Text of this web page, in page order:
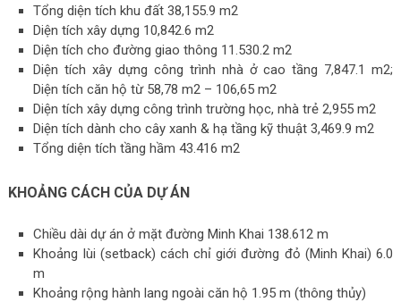
Tổng diện tích khu đất 38,155.9 m2
Diện tích xây dựng 10,842.6 m2
Diện tích cho đường giao thông 11.530.2 m2
Diện tích xây dựng công trình nhà ở cao tầng 7,847.1 m2;
Diện tích căn hộ từ 58,78 m2 – 106,65 m2
Diện tích xây dựng công trình trường học, nhà trẻ 2,955 m2
Diện tích dành cho cây xanh & hạ tầng kỹ thuật 3,469.9 m2
Tổng diện tích tầng hầm 43.416 m2
KHOẢNG CÁCH CỦA DỰ ÁN
Chiều dài dự án ở mặt đường Minh Khai 138.612 m
Khoảng lùi (setback) cách chỉ giới đường đỏ (Minh Khai) 6.0
m
Khoảng rộng hành lang ngoài căn hộ 1.95 m (thông thủy)